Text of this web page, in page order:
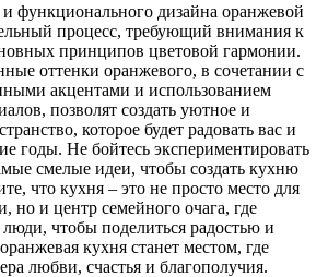
функционального дизайна оранжевой
процесс, требующий внимания к
принципов цветовой гармонии.
оттенки оранжевого, в сочетании с
акцентами и использованием
позволят создать уютное и
которое будет радовать вас и
годы. Не бойтесь экспериментировать
смелые идеи, чтобы создать кухню
что кухня – это не просто место для
но и центр семейного очага, где
чтобы поделиться радостью и
кухня станет местом, где
любви, счастья и благополучия.